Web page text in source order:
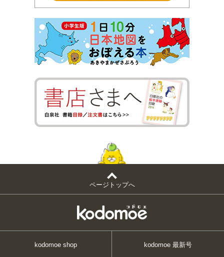
ページトップへ
kodomoe shop kodomoe 最新号